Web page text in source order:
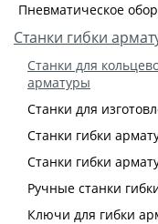
Пневматическое
Станки гибки
Станки для
арматуры
Станки для
Станки гибки
Станки гибки
Ручные станки
Ключи для гибки